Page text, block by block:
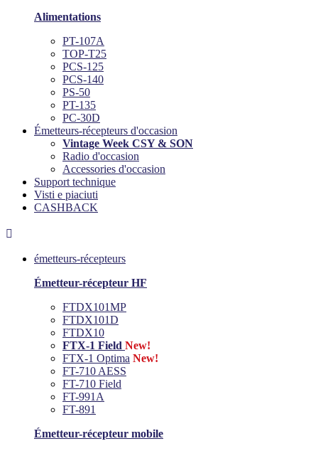
Alimentations
PT-107A
TOP-T25
PCS-125
PCS-140
PS-50
PT-135
PC-30D
Émetteurs-récepteurs d'occasion
Vintage Week CSY & SON
Radio d'occasion
Accessories d'occasion
Support technique
Visti e piaciuti
CASHBACK

émetteurs-récepteurs
Émetteur-récepteur HF
FTDX101MP
FTDX101D
FTDX10
FTX-1 Field New!
FTX-1 Optima New!
FT-710 AESS
FT-710 Field
FT-991A
FT-891
Émetteur-récepteur mobile